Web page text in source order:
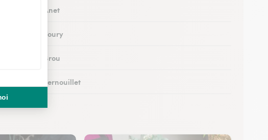
Fleuristes à Anet
Fleuristes à Toury
Fleuristes à Brou
Fleuristes à Vernouillet
Fleuristes à Saint-Lubin-des-Joncherets